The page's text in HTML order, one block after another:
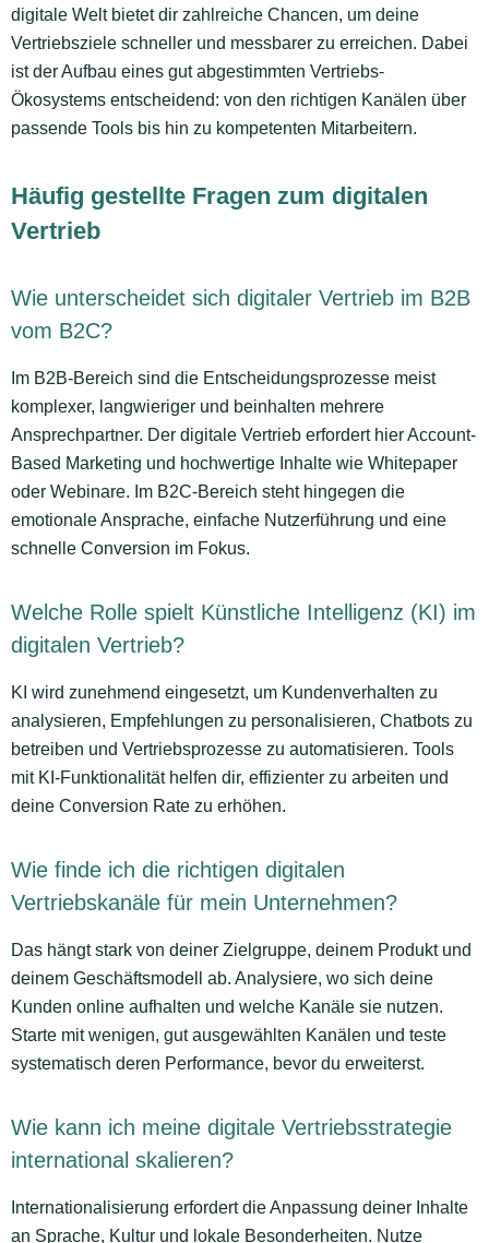
digitale Welt bietet dir zahlreiche Chancen, um deine
Vertriebsziele schneller und messbarer zu erreichen. Dabei
ist der Aufbau eines gut abgestimmten Vertriebs-
Ökosystems entscheidend: von den richtigen Kanälen über
passende Tools bis hin zu kompetenten Mitarbeitern.
Häufig gestellte Fragen zum digitalen
Vertrieb
Wie unterscheidet sich digitaler Vertrieb im B2B
vom B2C?
Im B2B-Bereich sind die Entscheidungsprozesse meist
komplexer, langwieriger und beinhalten mehrere
Ansprechpartner. Der digitale Vertrieb erfordert hier Account-
Based Marketing und hochwertige Inhalte wie Whitepaper
oder Webinare. Im B2C-Bereich steht hingegen die
emotionale Ansprache, einfache Nutzerführung und eine
schnelle Conversion im Fokus.
Welche Rolle spielt Künstliche Intelligenz (KI) im
digitalen Vertrieb?
KI wird zunehmend eingesetzt, um Kundenverhalten zu
analysieren, Empfehlungen zu personalisieren, Chatbots zu
betreiben und Vertriebsprozesse zu automatisieren. Tools
mit KI-Funktionalität helfen dir, effizienter zu arbeiten und
deine Conversion Rate zu erhöhen.
Wie finde ich die richtigen digitalen
Vertriebskanäle für mein Unternehmen?
Das hängt stark von deiner Zielgruppe, deinem Produkt und
deinem Geschäftsmodell ab. Analysiere, wo sich deine
Kunden online aufhalten und welche Kanäle sie nutzen.
Starte mit wenigen, gut ausgewählten Kanälen und teste
systematisch deren Performance, bevor du erweiterst.
Wie kann ich meine digitale Vertriebsstrategie
international skalieren?
Internationalisierung erfordert die Anpassung deiner Inhalte
an Sprache, Kultur und lokale Besonderheiten. Nutze